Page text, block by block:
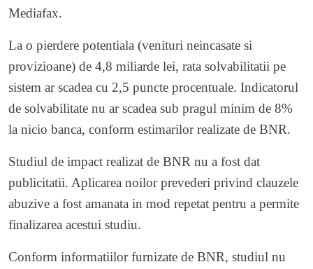
Mediafax.
La o pierdere potentiala (venituri neincasate si
provizioane) de 4,8 miliarde lei, rata solvabilitatii pe
sistem ar scadea cu 2,5 puncte procentuale. Indicatorul
de solvabilitate nu ar scadea sub pragul minim de 8%
la nicio banca, conform estimarilor realizate de BNR.
Studiul de impact realizat de BNR nu a fost dat
publicitatii. Aplicarea noilor prevederi privind clauzele
abuzive a fost amanata in mod repetat pentru a permite
finalizarea acestui studiu.
Conform informatiilor furnizate de BNR, studiul nu